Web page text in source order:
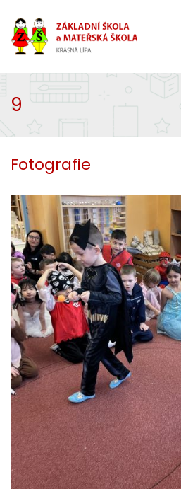
9
Fotografie